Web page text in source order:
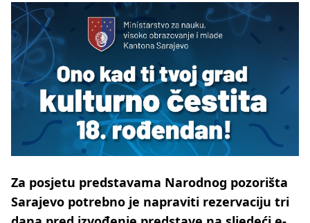
Za posjetu predstavama Narodnog pozorišta
Sarajevo potrebno je napraviti rezervaciju tri